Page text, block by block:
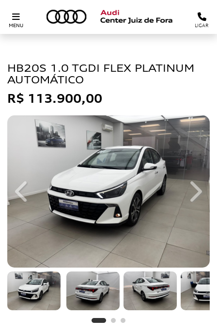
MENU LIGAR
HB20S 1.0 TGDI FLEX PLATINUM
AUTOMÁTICO
R$ 113.900,00
Previous Next